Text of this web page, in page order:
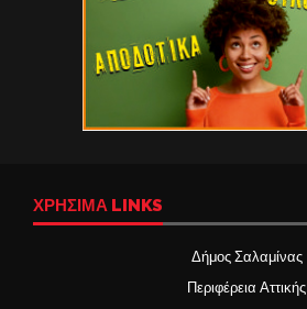
ΧΡΉΣΙΜΑ LINKS
Δήμος Σαλαμίνας
Περιφέρεια Αττικής